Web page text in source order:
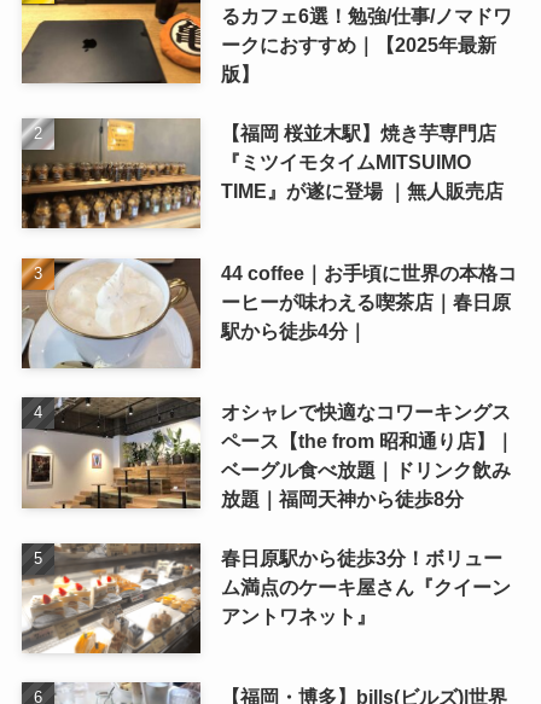
るカフェ6選！勉強/仕事/ノマドワ
ークにおすすめ｜【2025年最新
版】
【福岡 桜並木駅】焼き芋専門店
『ミツイモタイムMITSUIMO
TIME』が遂に登場 ｜無人販売店
44 coffee｜お手頃に世界の本格コ
ーヒーが味わえる喫茶店｜春日原
駅から徒歩4分｜
オシャレで快適なコワーキングス
ペース【the from 昭和通り店】｜
ベーグル食べ放題｜ドリンク飲み
放題｜福岡天神から徒歩8分
春日原駅から徒歩3分！ボリュー
ム満点のケーキ屋さん『クイーン
アントワネット』
【福岡・博多】bills(ビルズ)|世界